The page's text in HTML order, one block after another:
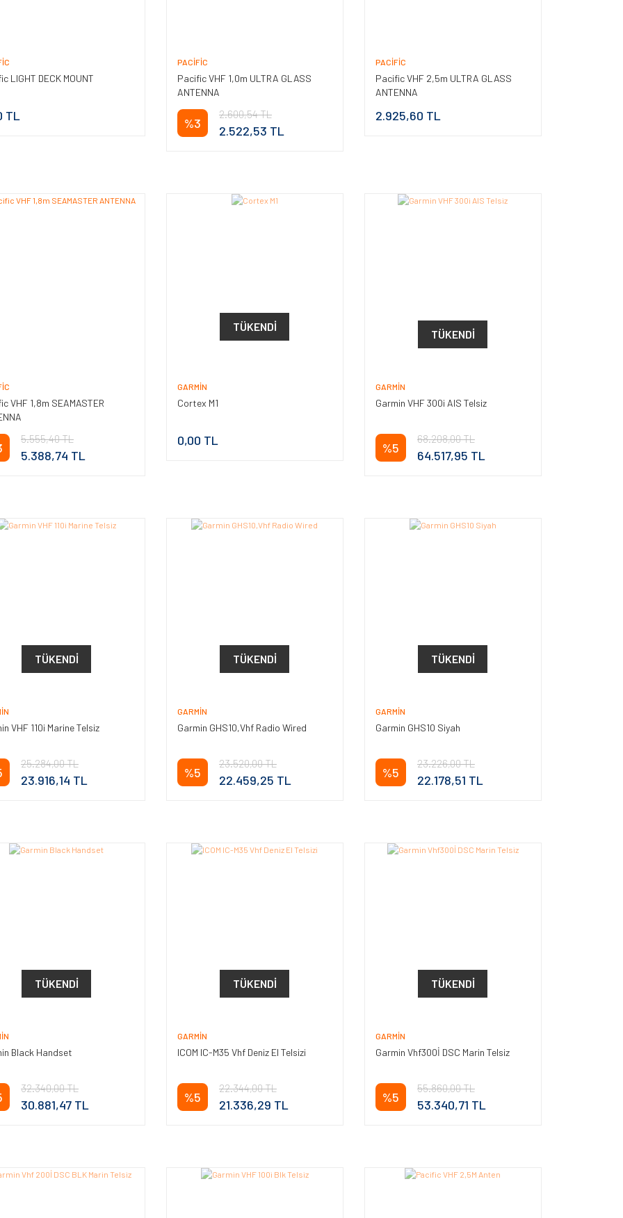
LIGHT DECK MOUNT
TL
PACIFIC
Pacific VHF 1,0m ULTRA GLASS
ANTENNA
%3
2.600,54 TL
2.522,53 TL
PACIFIC
Pacific VHF 2,5m ULTRA GLASS
ANTENNA
2.925,60 TL
VHF 1,8m SEAMASTER
5.555,40 TL
5.388,74 TL
TÜKENDI
GARMIN
Cortex M1
0,00 TL
TÜKENDI
GARMIN
Garmin VHF 300i AIS Telsiz
%5
68.208,00 TL
64.517,95 TL
TÜKENDI
VHF 110i Marine Telsiz
25.284,00 TL
23.916,14 TL
TÜKENDI
GARMIN
Garmin GHS10,Vhf Radio Wired
%5
23.520,00 TL
22.459,25 TL
TÜKENDI
GARMIN
Garmin GHS10 Siyah
%5
23.226,00 TL
22.178,51 TL
TÜKENDI
Black Handset
32.340,00 TL
30.881,47 TL
TÜKENDI
GARMIN
ICOM IC-M35 Vhf Deniz El Telsizi
%5
22.344,00 TL
21.336,29 TL
TÜKENDI
GARMIN
Garmin Vhf300İ DSC Marin Telsiz
%5
55.860,00 TL
53.340,71 TL